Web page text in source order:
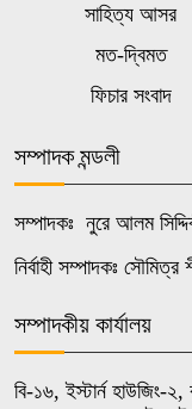
১০
সাহিত্য আসর
মত-দ্বিমত
ফিচার সংবাদ
সম্পাদক মন্ডলী
সম্পাদকঃ নুরে আলম
নির্বাহী সম্পাদকঃ সৌমিত্র
সম্পাদকীয় কার্যালয়
বি-১৬, ইস্টার্ন